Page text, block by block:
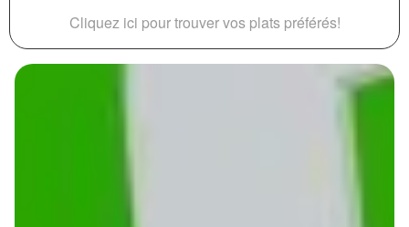
Cliquez ici pour trouver vos plats préférés!